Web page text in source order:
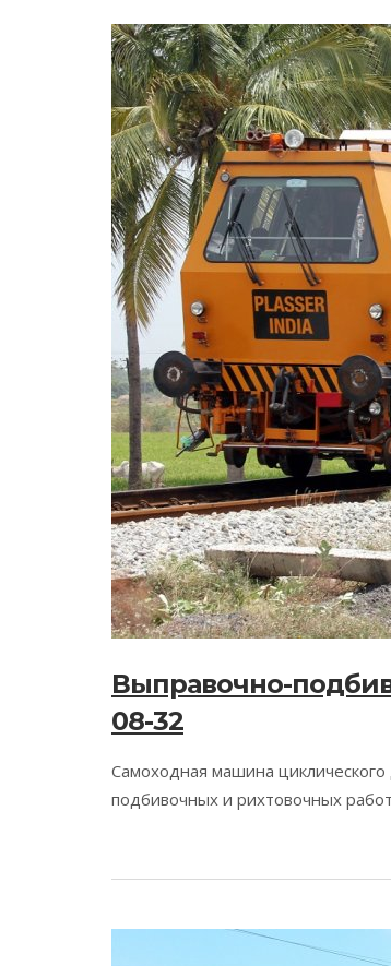
Выправочно-
08-32
Самоходная машина
подбивочных и рихтовочных